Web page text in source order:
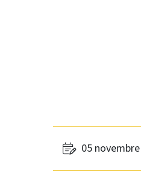
05